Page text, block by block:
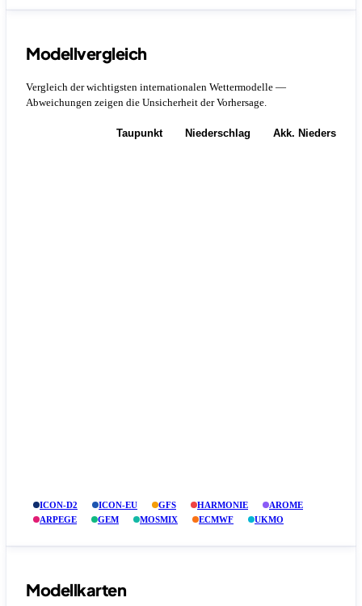
Modellvergleich
Vergleich der wichtigsten internationalen Wettermodelle —
Abweichungen zeigen die Unsicherheit der Vorhersage.
Taupunkt Niederschlag Akk.
ICON-D2 ICON-EU GFS HARMONIE
AROME
ARPEGE
GEM MOSMIX ECMWF UKMO
Modellkarten